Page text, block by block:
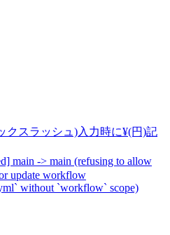
クスラッシュ)入力時に¥(円)記
main -> main (refusing to allow
update workflow
without `workflow` scope)